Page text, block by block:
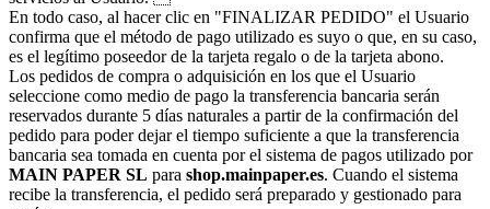
En todo caso, al hacer clic en "FINALIZAR PEDIDO" el Usuario
confirma que el método de pago utilizado es suyo o que, en su caso,
es el legítimo poseedor de la tarjeta regalo o de la tarjeta abono.
Los pedidos de compra o adquisición en los que el Usuario
seleccione como medio de pago la transferencia bancaria serán
reservados durante 5 días naturales a partir de la confirmación del
pedido para poder dejar el tiempo suficiente a que la transferencia
bancaria sea tomada en cuenta por el sistema de pagos utilizado por
MAIN PAPER SL para shop.mainpaper.es. Cuando el sistema
recibe la transferencia, el pedido será preparado y gestionado para